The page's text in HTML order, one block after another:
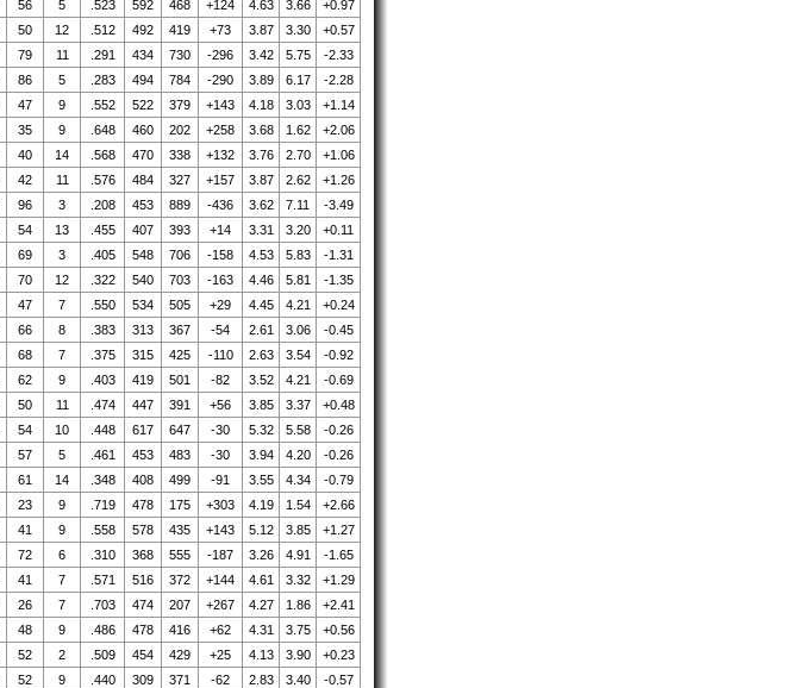
56 5 .523 592 468 +124 4.63 3.66
+0.97
50 12 .512 492 419 +73 3.87 3.30
+0.57
79 11 .291 434 730 -296 3.42 5.75
-2.33
86 5 .283 494 784 -290 3.89 6.17
-2.28
47 9 .552 522 379 +143 4.18 3.03
+1.14
35 9 .648 460 202 +258 3.68 1.62
+2.06
40 14 .568 470 338 +132 3.76 2.70
+1.06
42 11 .576 484 327 +157 3.87 2.62
+1.26
96 3 .208 453 889 -436 3.62 7.11
-3.49
54 13 .455 407 393 +14 3.31 3.20
+0.11
69 3 .405 548 706 -158 4.53 5.83
-1.31
70 12 .322 540 703 -163 4.46 5.81
-1.35
47 7 .550 534 505 +29 4.45 4.21
+0.24
66 8 .383 313 367 -54 2.61 3.06
-0.45
68 7 .375 315 425 -110 2.63 3.54
-0.92
62 9 .403 419 501 -82 3.52 4.21
-0.69
50 11 .474 447 391 +56 3.85 3.37
+0.48
54 10 .448 617 647 -30 5.32 5.58
-0.26
57 5 .461 453 483 -30 3.94 4.20
-0.26
61 14 .348 408 499 -91 3.55 4.34
-0.79
23 9 .719 478 175 +303 4.19 1.54
+2.66
41 9 .558 578 435 +143 5.12 3.85
+1.27
72 6 .310 368 555 -187 3.26 4.91
-1.65
41 7 .571 516 372 +144 4.61 3.32
+1.29
26 7 .703 474 207 +267 4.27 1.86
+2.41
48 9 .486 478 416 +62 4.31 3.75
+0.56
52 2 .509 454 429 +25 4.13 3.90
+0.23
52 9 .440 309 371 -62 2.83 3.40
-0.57